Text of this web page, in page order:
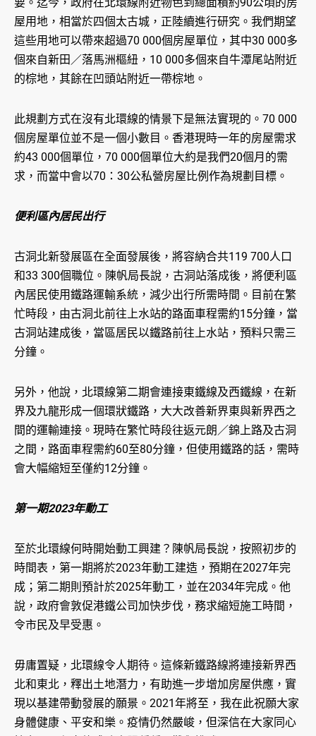
屋用地，相當於四個太古城，正陸續進行研究。我們期望
這些用地可以帶來超過70 000個房屋單位，其中30 000多
個來自新田／落馬洲樞紐，10 000多個來自牛潭尾站附近
的棕地，其餘在凹頭站附近一帶棕地。
此規劃方式在沒有北環線的情景下是無法實現的。70 000
個房屋單位並不是一個小數目。香港現時一年的房屋需求
約43 000個單位，70 000個單位大約是我們20個月的需
求，而當中會以70：30公私營房屋比例作為規劃目標。
便利區內居民出行
古洞北新發展區在全面發展後，將容納合共119 700人口
和33 300個職位。陳帆局長說，古洞站落成後，將便利區
內居民使用鐵路運輸系統，減少出行所需時間。目前在繁
忙時段，由古洞北前往上水站的路面車程需約15分鐘，當
古洞站建成後，當區居民以鐵路前往上水站，預料只需三
分鐘。
另外，他說，北環線第二期會連接東鐵線及西鐵線，在新
界及九龍形成一個環狀鐵路，大大改善新界東與新界西之
間的運輸連接。現時在繁忙時段往返元朗／錦上路及古洞
之間，路面車程需約60至80分鐘，但使用鐵路的話，需時
會大幅縮短至僅約12分鐘。
第一期2023年動工
至於北環線何時開始動工興建？陳帆局長說，按照初步的
時間表，第一期將於2023年動工建造，預期在2027年完
成；第二期則預計於2025年動工，並在2034年完成。他
說，政府會敦促港鐵公司加快步伐，務求縮短施工時間，
令市民及早受惠。
毋庸置疑，北環線令人期待。這條新鐵路線將連接新界西
北和東北，釋出土地潛力，有助進一步增加房屋供應，實
現以基建帶動發展的願景。2021年將至，我在此祝願大家
身體健康、平安和樂。疫情仍然嚴峻，但深信在大家同心